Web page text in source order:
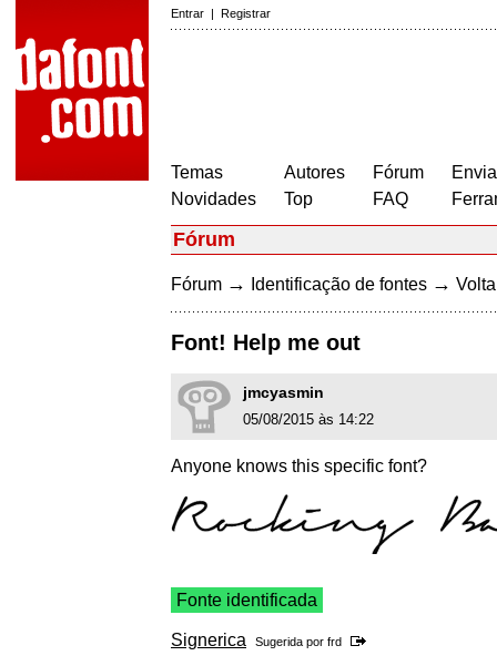
Entrar | Registrar
Temas
Novidades
Autores
Top
Fórum
FAQ
Fórum
Fórum → Identificação de fontes →
Font! Help me out
jmcyasmin
05/08/2015 às 14:22
Anyone knows this specific font?
Fonte identificada
Signerica Sugerida por frd